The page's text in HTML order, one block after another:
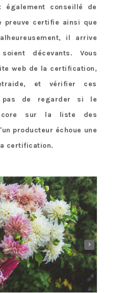
conseillé de
preuve certifie ainsi que
il arrive
décevants. Vous
web de la certification,
et vérifier ces
pas de regarder si le
sur la liste des
producteur échoue une
certification.
›